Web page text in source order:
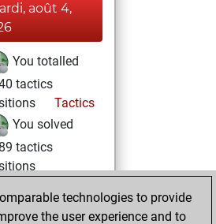
août 4,
You totalled
tactics
Tactics
You solved
tactics
of 2098 in
technologies to provide
the user experience and to